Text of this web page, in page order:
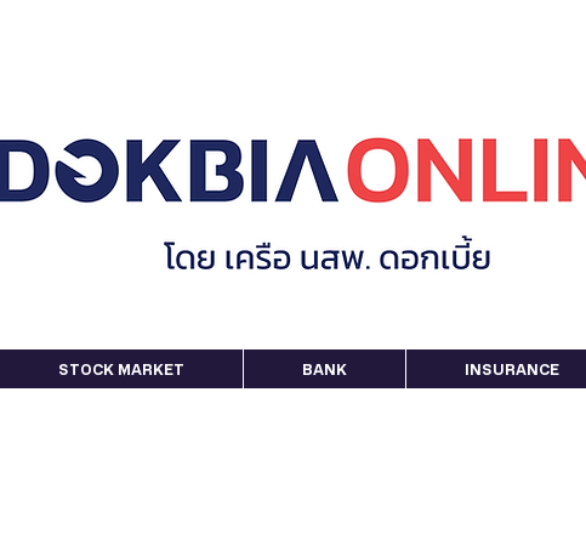
STOCK MARKET BANK INSURANCE